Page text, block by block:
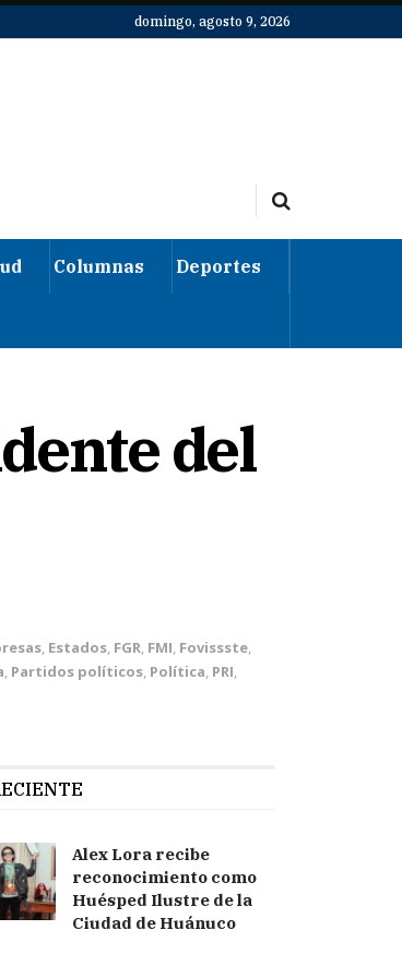
domingo, agosto 9, 2026
Columnas Deportes
del
, Estados, FGR, FMI, Fovissste,
, Partidos políticos, Política, PRI,
Alex Lora recibe
reconocimiento como
Huésped Ilustre de la
Ciudad de Huánuco